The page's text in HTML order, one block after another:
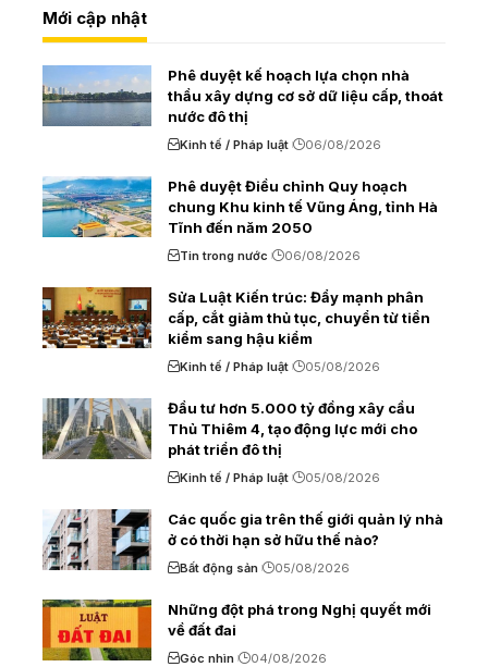
Mới cập nhật
Phê duyệt kế hoạch lựa chọn nhà
thầu xây dựng cơ sở dữ liệu cấp, thoát
nước đô thị
Kinh tế / Pháp luật 06/08/2026
Phê duyệt Điều chỉnh Quy hoạch
chung Khu kinh tế Vũng Áng, tỉnh Hà
Tĩnh đến năm 2050
Tin trong nước 06/08/2026
Sửa Luật Kiến trúc: Đẩy mạnh phân
cấp, cắt giảm thủ tục, chuyển từ tiền
kiểm sang hậu kiểm
Kinh tế / Pháp luật 05/08/2026
Đầu tư hơn 5.000 tỷ đồng xây cầu
Thủ Thiêm 4, tạo động lực mới cho
phát triển đô thị
Kinh tế / Pháp luật 05/08/2026
Các quốc gia trên thế giới quản lý nhà
ở có thời hạn sở hữu thế nào?
Bất động sản 05/08/2026
Những đột phá trong Nghị quyết mới
về đất đai
Góc nhìn 04/08/2026